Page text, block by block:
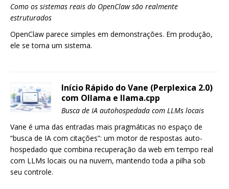
Como os sistemas reais do OpenClaw são realmente
estruturados
OpenClaw parece simples em demonstrações. Em produção,
ele se torna um sistema.
Início Rápido do Vane (Perplexica 2.0)
com Ollama e llama.cpp
Busca de IA autohospedada com LLMs locais
Vane é uma das entradas mais pragmáticas no espaço de
“busca de IA com citações”: um motor de respostas auto-
hospedado que combina recuperação da web em tempo real
com LLMs locais ou na nuvem, mantendo toda a pilha sob
seu controle.